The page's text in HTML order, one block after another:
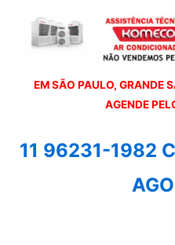
EM SÃO PAULO, GRANDE
AGENDE
11 96231-1982